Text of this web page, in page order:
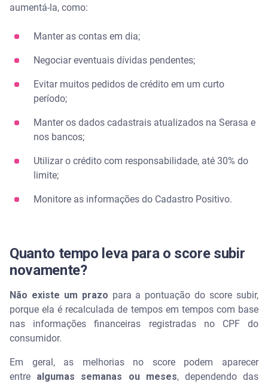
aumentá-la, como:
Manter as contas em dia;
Negociar eventuais dívidas pendentes;
Evitar muitos pedidos de crédito em um curto
período;
Manter os dados cadastrais atualizados na Serasa e
nos bancos;
Utilizar o crédito com responsabilidade, até 30% do
limite;
Monitore as informações do Cadastro Positivo.
Quanto tempo leva para o score subir
novamente?
Não existe um prazo para a pontuação do score subir,
porque ela é recalculada de tempos em tempos com base
nas informações financeiras registradas no CPF do
consumidor.
Em geral, as melhorias no score podem aparecer
entre algumas semanas ou meses, dependendo das